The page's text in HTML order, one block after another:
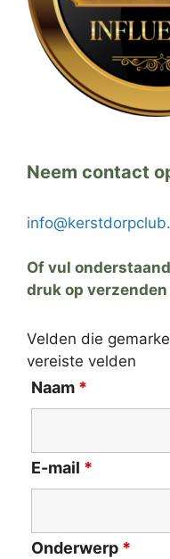
Neem contact
Of vul
druk op verzenden
Velden die
vereiste velden
Naam *
E-mail *
Onderwerp *